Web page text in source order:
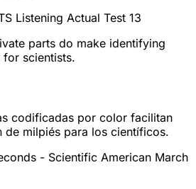
Listening Actual Test 13
parts do make identifying
for scientists.
codificadas por color facilitan
de milpiés para los científicos.
- Scientific American March